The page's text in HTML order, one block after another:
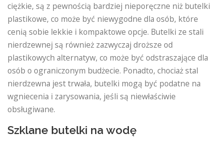
ciężkie, są z pewnością bardziej nieporęczne niż butelki
plastikowe, co może być niewygodne dla osób, które
cenią sobie lekkie i kompaktowe opcje. Butelki ze stali
nierdzewnej są również zazwyczaj droższe od
plastikowych alternatyw, co może być odstraszające dla
osób o ograniczonym budżecie. Ponadto, chociaż stal
nierdzewna jest trwała, butelki mogą być podatne na
wgniecenia i zarysowania, jeśli są niewłaściwie
obsługiwane.
Szklane butelki na wodę